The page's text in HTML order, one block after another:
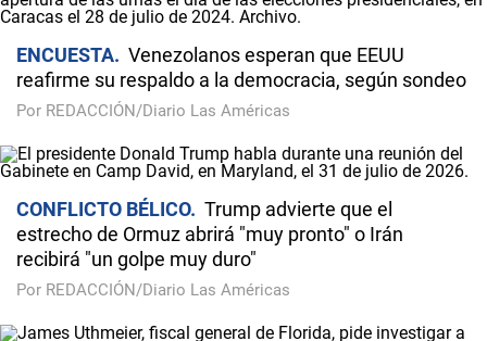
ENCUESTA
Venezolanos esperan que EEUU
reafirme su respaldo a la democracia, según sondeo
Por REDACCIÓN/Diario Las Américas
CONFLICTO BÉLICO
Trump advierte que el
estrecho de Ormuz abrirá "muy pronto" o Irán
recibirá "un golpe muy duro"
Por REDACCIÓN/Diario Las Américas